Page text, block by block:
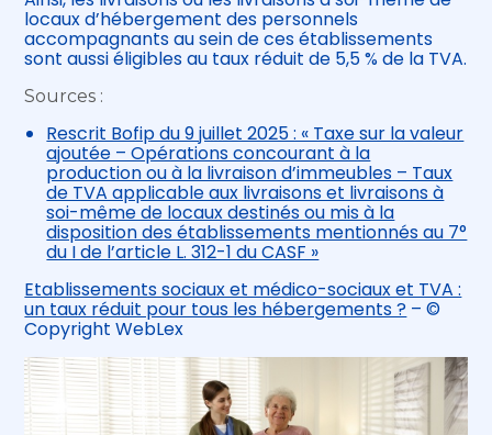
locaux d’hébergement des personnels
accompagnants au sein de ces établissements
sont aussi éligibles au taux réduit de 5,5 % de la TVA.
Sources :
Rescrit Bofip du 9 juillet 2025 : « Taxe sur la valeur
ajoutée – Opérations concourant à la
production ou à la livraison d’immeubles – Taux
de TVA applicable aux livraisons et livraisons à
soi-même de locaux destinés ou mis à la
disposition des établissements mentionnés au 7°
du I de l’article L. 312-1 du CASF »
Etablissements sociaux et médico-sociaux et TVA :
un taux réduit pour tous les hébergements ? – ©
Copyright WebLex